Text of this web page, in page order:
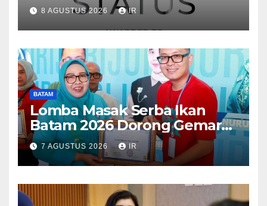
Dunia, Raih Diamond Status
dari WSO
8 AGUSTUS 2026 IR
BATAM
Lomba Masak Serba Ikan
Batam 2026 Dorong Gemar
Makan Ikan
7 AGUSTUS 2026 IR